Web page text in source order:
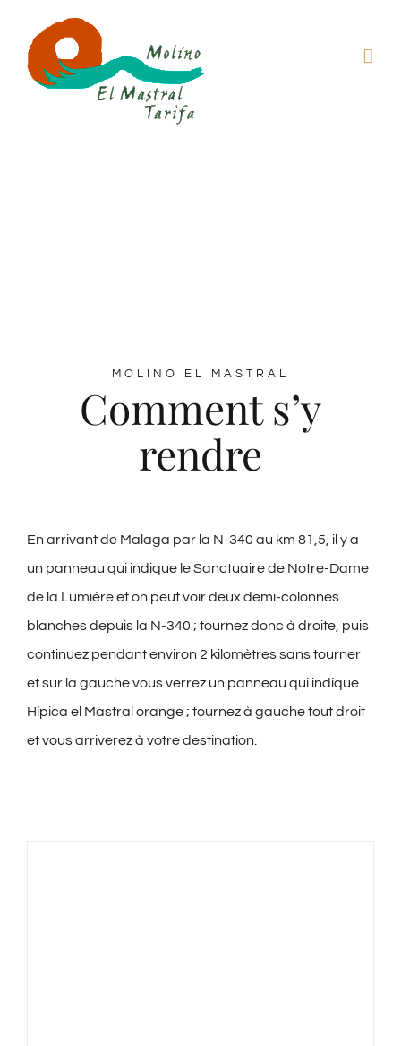
content
MOLINO EL MASTRAL
Comment s’y
rendre
En arrivant de Malaga par la N-340 au km 81,5, il y a
un panneau qui indique le Sanctuaire de Notre-Dame
de la Lumière et on peut voir deux demi-colonnes
blanches depuis la N-340 ; tournez donc à droite, puis
continuez pendant environ 2 kilomètres sans tourner
et sur la gauche vous verrez un panneau qui indique
Hípica el Mastral orange ; tournez à gauche tout droit
et vous arriverez à votre destination.